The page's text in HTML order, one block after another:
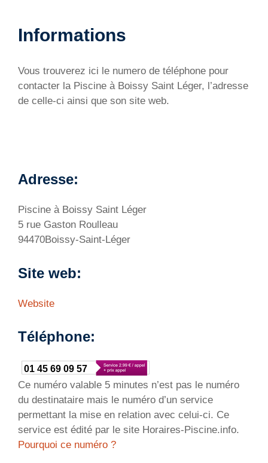
Informations
Vous trouverez ici le numero de téléphone pour
contacter la Piscine à Boissy Saint Léger, l’adresse
de celle-ci ainsi que son site web.
Adresse:
Piscine à Boissy Saint Léger
5 rue Gaston Roulleau
94470Boissy-Saint-Léger
Site web:
Website
Téléphone:
01 45 69 09 57
Ce numéro valable 5 minutes n’est pas le numéro
du destinataire mais le numéro d’un service
permettant la mise en relation avec celui-ci. Ce
service est édité par le site Horaires-Piscine.info.
Pourquoi ce numéro ?